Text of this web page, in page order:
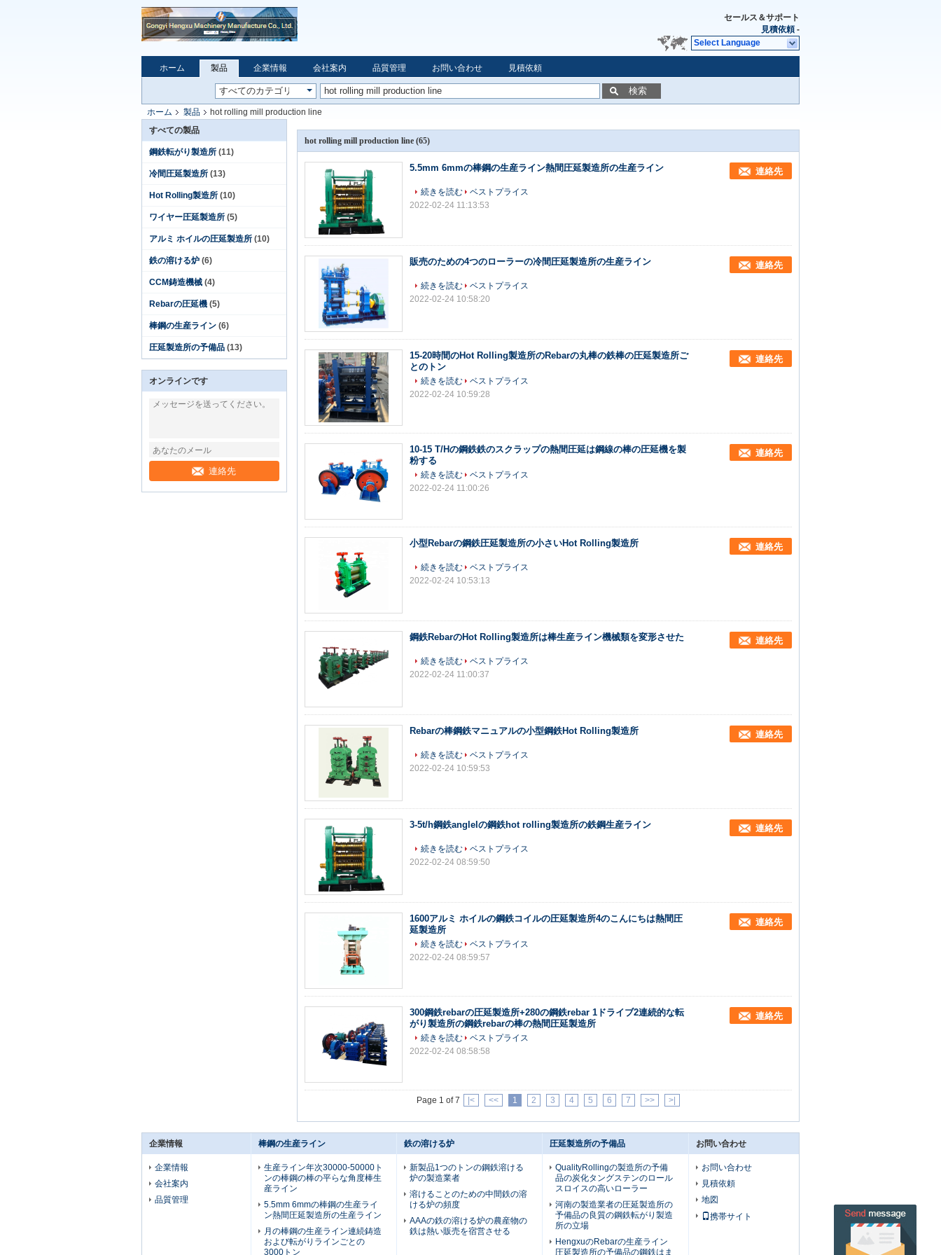
セールス＆サポート
見積依頼 -
Select Language
ホーム 製品 企業情報 会社案内 品質管理 お問い合わせ 見積依頼
検索
ホーム 製品
hot rolling mill production line
すべての製品
鋼鉄転がり製造所 (11)
冷間圧延製造所 (13)
Hot Rolling製造所 (10)
ワイヤー圧延製造所 (5)
アルミ ホイルの圧延製造所 (10)
鉄の溶ける炉 (6)
CCM鋳造機械 (4)
Rebarの圧延機 (5)
棒鋼の生産ライン (6)
圧延製造所の予備品 (13)
オンラインです
連絡先
hot rolling mill production line (65)
5.5mm 6mmの棒鋼の生産ライン熱間圧延製造所の生産ライン 連絡先
続きを読む
ベストプライス
2022-02-24 11:13:53
販売のための4つのローラーの冷間圧延製造所の生産ライン 連絡先
続きを読む
ベストプライス
2022-02-24 10:58:20
15-20時間のHot Rolling製造所のRebarの丸棒の鉄棒の圧延製造所ご
とのトン
連絡先
続きを読む
ベストプライス
2022-02-24 10:59:28
10-15 T/Hの鋼鉄鉄のスクラップの熱間圧延は鋼線の棒の圧延機を製
粉する
連絡先
続きを読む
ベストプライス
2022-02-24 11:00:26
小型Rebarの鋼鉄圧延製造所の小さいHot Rolling製造所 連絡先
続きを読む
ベストプライス
2022-02-24 10:53:13
鋼鉄RebarのHot Rolling製造所は棒生産ライン機械類を変形させた 連絡先
続きを読む
ベストプライス
2022-02-24 11:00:37
Rebarの棒鋼鉄マニュアルの小型鋼鉄Hot Rolling製造所 連絡先
続きを読む
ベストプライス
2022-02-24 10:59:53
3-5t/h鋼鉄anglelの鋼鉄hot rolling製造所の鉄鋼生産ライン 連絡先
続きを読む
ベストプライス
2022-02-24 08:59:50
1600アルミ ホイルの鋼鉄コイルの圧延製造所4のこんにちは熱間圧
延製造所
連絡先
続きを読む
ベストプライス
2022-02-24 08:59:57
300鋼鉄rebarの圧延製造所+280の鋼鉄rebar 1ドライブ2連続的な転
がり製造所の鋼鉄rebarの棒の熱間圧延製造所
連絡先
続きを読む
ベストプライス
2022-02-24 08:58:58
Page 1 of 7 |< << 1 2 3 4 5 6 7 >> >|
企業情報
企業情報
会社案内
品質管理
棒鋼の生産ライン
生産ライン年次30000-50000ト
ンの棒鋼の棒の平らな角度棒生
産ライン
5.5mm 6mmの棒鋼の生産ライ
ン熱間圧延製造所の生産ライン
月の棒鋼の生産ライン連続鋳造
および転がりラインごとの
3000トン
鉄の溶ける炉
新製品1つのトンの鋼鉄溶ける
炉の製造業者
溶けることのための中間鉄の溶
ける炉の頻度
AAAの鉄の溶ける炉の農産物の
鉄は熱い販売を宿営させる
圧延製造所の予備品
QualityRollingの製造所の予備
品の炭化タングステンのロール
スロイスの高いローラー
河南の製造業者の圧延製造所の
予備品の良質の鋼鉄転がり製造
所の立場
HengxuのRebarの生産ライン
圧延製造所の予備品の鋼鉄はま
お問い合わせ
お問い合わせ
見積依頼
地図
携帯サイト